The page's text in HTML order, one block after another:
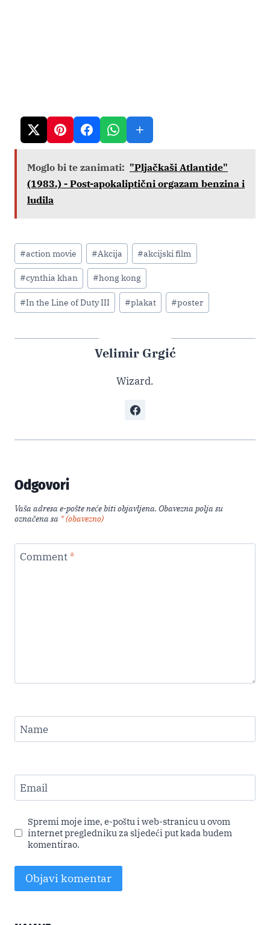
Moglo bi te zanimati: "Pljačkaši Atlantide"
(1983.) - Post-apokaliptični orgazam benzina i
ludila
Post
Tags:
#action movie #Akcija #akcijski film
#cynthia khan #hong kong
#In the Line of Duty III #plakat #poster
Velimir Grgić
Wizard.
Odgovori
Vaša adresa e-pošte neće biti objavljena. Obavezna polja su
označena sa * (obavezno)
Comment*
Name
Email
Spremi moje ime, e-poštu i web-stranicu u ovom
internet pregledniku za sljedeći put kada budem
komentirao.